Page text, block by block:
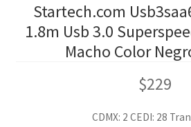
Startech.com
1.8m Usb 3.0
Macho Color
$229
CDMX: 2 CEDI: 28